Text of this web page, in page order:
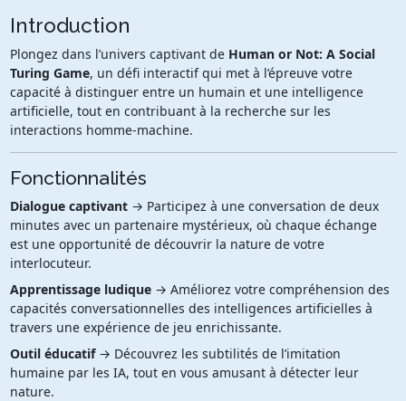
Introduction
Plongez dans l’univers captivant de Human or Not: A Social
Turing Game, un défi interactif qui met à l’épreuve votre
capacité à distinguer entre un humain et une intelligence
artificielle, tout en contribuant à la recherche sur les
interactions homme-machine.
Fonctionnalités
Dialogue captivant→ Participez à une conversation de deux
minutes avec un partenaire mystérieux, où chaque échange
est une opportunité de découvrir la nature de votre
interlocuteur.
Apprentissage ludique→ Améliorez votre compréhension des
capacités conversationnelles des intelligences artificielles à
travers une expérience de jeu enrichissante.
Outil éducatif→ Découvrez les subtilités de l’imitation
humaine par les IA, tout en vous amusant à détecter leur
nature.